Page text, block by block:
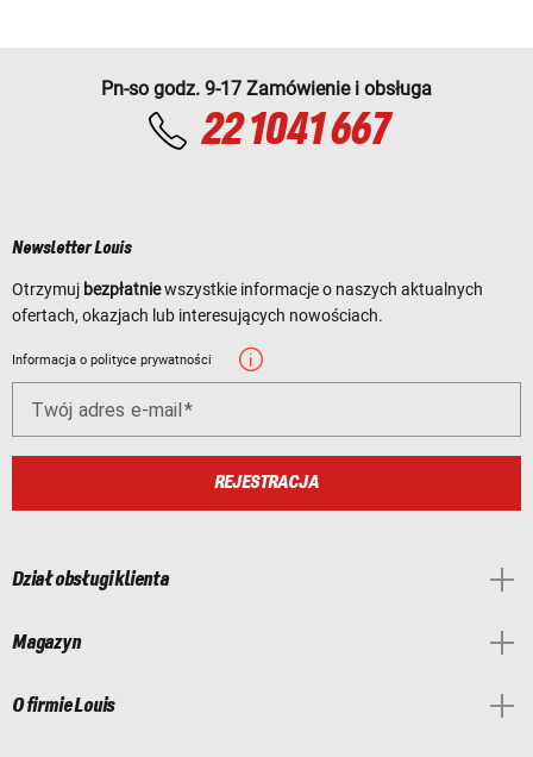
Pn-so godz. 9-17 Zamówienie i obsługa
22 1041 667
Newsletter Louis
Otrzymuj bezpłatniewszystkie informacje o naszych aktualnych
ofertach, okazjach lub interesujących nowościach.
Informacja o polityce prywatności
Twój adres e-mail
REJESTRACJA
Dział obsługi klienta
Magazyn
O firmie Louis